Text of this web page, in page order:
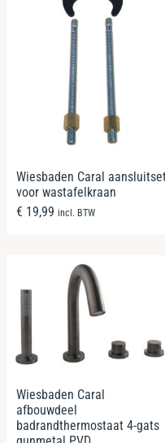
Wiesbaden Caral
voor wastafelkraan
€ 19,99 incl. BTW
Wiesbaden Caral
afbouwdeel
badrandthermostaat 4-gats